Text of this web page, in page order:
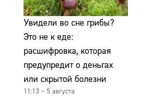
Увидели во сне грибы?
Это не к еде:
расшифровка, которая
предупредит о деньгах
или скрытой болезни
11:13 – 5 августа